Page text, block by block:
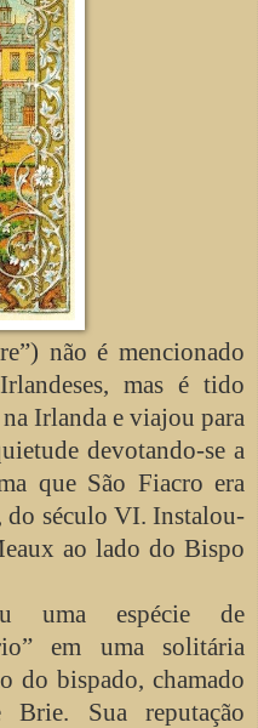
não é mencionado
mas é tido
Irlanda e viajou para
devotando-se a
que São Fiacro era
do século VI. Instalou-
ao lado do Bispo
uma espécie de
em uma solitária
do bispado, chamado
Sua reputação